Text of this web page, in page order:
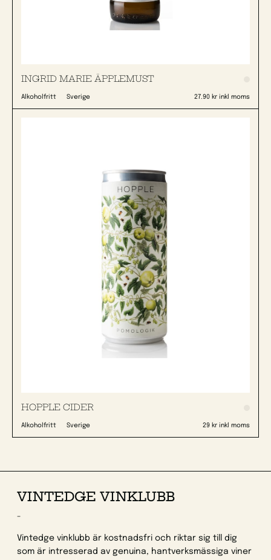
INGRID MARIE ÄPPLEMUST
Alkoholfritt Sverige 27.90 kr inkl moms
HOPPLE CIDER
Alkoholfritt Sverige 29 kr inkl moms
VINTEDGE VINKLUBB
-
Vintedge vinklubb är kostnadsfri och riktar sig till dig
som är intresserad av genuina, hantverksmässiga viner